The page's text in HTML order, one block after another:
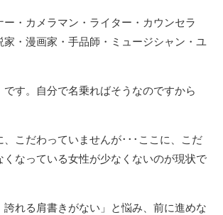
ー・カメラマン・ライター・カウンセラ
家・漫画家・手品師・ミュージシャン・ユ
です。自分で名乗ればそうなのですから
、こだわっていませんが･･･ここに、こだ
くなっている女性が少なくないのが現状で
誇れる肩書きがない」と悩み、前に進めな